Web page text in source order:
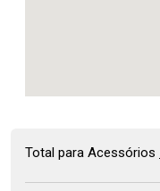
Total para Acessórios